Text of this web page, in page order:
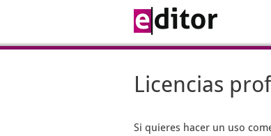
Licencias
Si quieres hacer un uso